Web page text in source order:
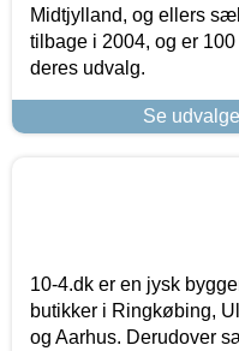
Midtjylland, og ellers
tilbage i 2004, og er
deres udvalg.
Se
10-4.dk er en jysk
butikker i Ringkøbing,
og Aarhus. Derudover